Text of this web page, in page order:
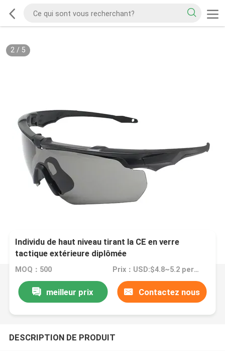
2/ 5
Individu de haut niveau tirant la CE en verre
tactique extérieure diplômée
MOQ：500 Prix：USD:$4.8~5.2 per pair
meilleur prix Contactez nous
DESCRIPTION DE PRODUIT